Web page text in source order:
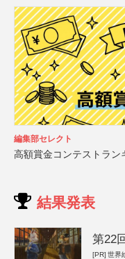
編集部セレクト
高額賞金コンテストラン
結果発表
第22
[PR] 世界